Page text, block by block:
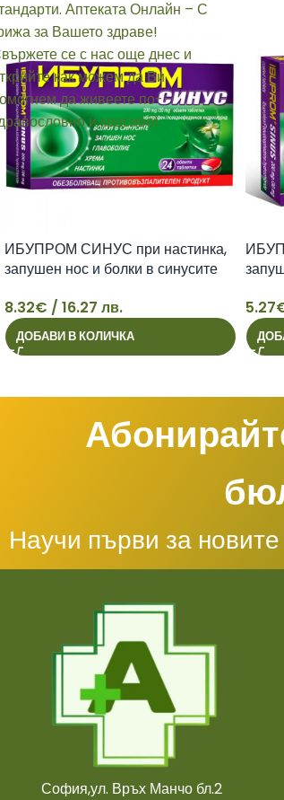
ИБУПРОМ СИНУС при настинка,
запушен нос и болки в синусите
8.32€ / 16.27 лв.
ДОБАВИ В КОЛИЧКА
5.27
Научи първи за
София,ул. Връх Манчо бл.2